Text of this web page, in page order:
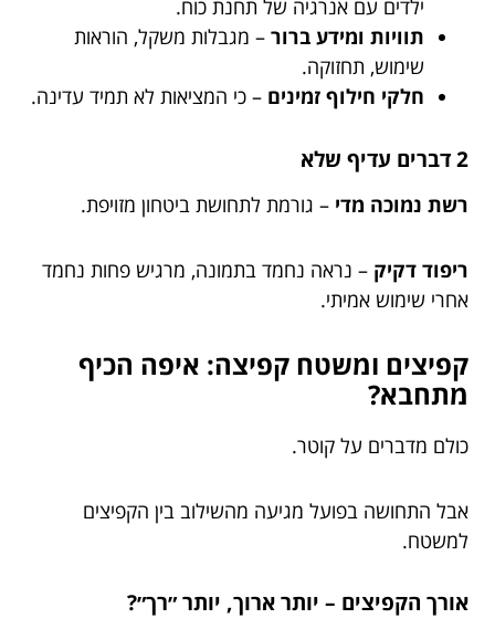
ילדים עם אנרגיה של תחנת כוח.
תוויות ומידע ברור – מגבלות משקל, הוראות
שימוש, תחזוקה.
חלקי חילוף זמינים – כי המציאות לא תמיד עדינה.
2 דברים עדיף שלא
רשת נמוכה מדי – גורמת לתחושת ביטחון מזויפת.
ריפוד דקיק – נראה נחמד בתמונה, מרגיש פחות נחמד
אחרי שימוש אמיתי.
קפיצים ומשטח קפיצה: איפה הכיף
מתחבא?
כולם מדברים על קוטר.
אבל התחושה בפועל מגיעה מהשילוב בין הקפיצים
למשטח.
אורך הקפיצים – יותר ארוך, יותר ״רך״?